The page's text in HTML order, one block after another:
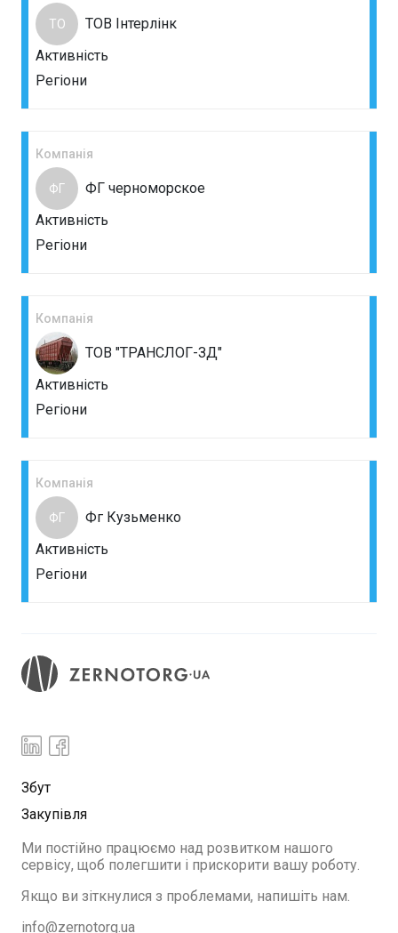
ТО
ТОВ Інтерлінк
Активність
Регіони
Компанія
ФГ
ФГ черноморское
Активність
Регіони
Компанія
ТОВ "ТРАНСЛОГ-ЗД"
Активність
Регіони
Компанія
ФГ
Фг Кузьменко
Активність
Регіони
Збут
Закупівля
Ми постійно працюємо над розвитком нашого
сервісу, щоб полегшити і прискорити вашу роботу.
Якщо ви зіткнулися з проблемами, напишіть нам.
info@zernotorg.ua